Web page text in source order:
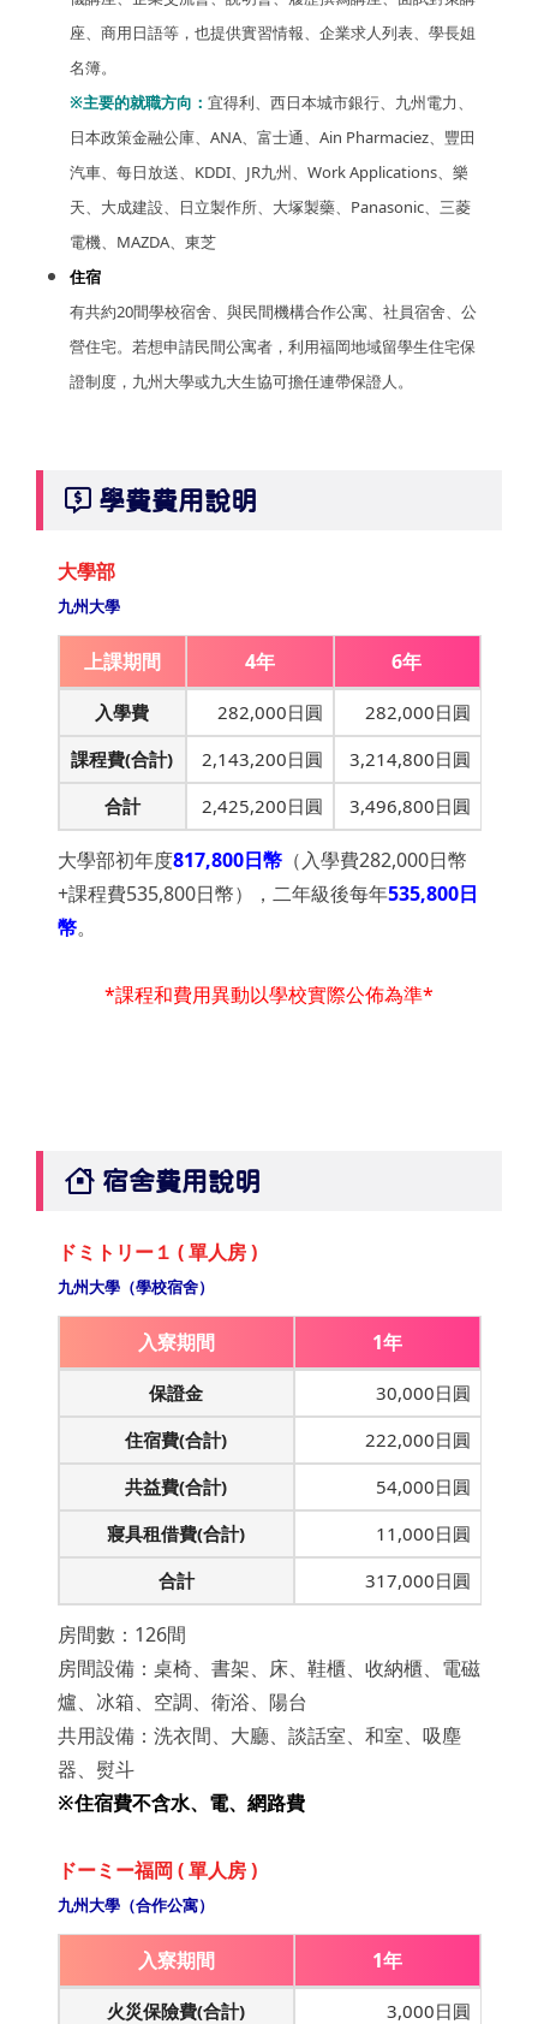
座、商用日語等，也提供實習情報、企業求人列表、學長姐
名簿。
※主要的就職方向：宜得利、西日本城市銀行、九州電力、
日本政策金融公庫、ANA、富士通、Ain Pharmaciez、豐田
汽車、每日放送、KDDI、JR九州、Work Applications、樂
天、大成建設、日立製作所、大塚製藥、Panasonic、三菱
電機、MAZDA、東芝
住宿
有共約20間學校宿舍、與民間機構合作公寓、社員宿舍、公
營住宅。若想申請民間公寓者，利用福岡地域留學生住宅保
證制度，九州大學或九大生協可擔任連帶保證人。
學費費用說明
大學部
九州大學
上課期間 4年 6年
入學費 282,000日圓
282,000日圓
課程費(合計)
2,143,200日圓
3,214,800日圓
合計
2,425,200日圓 3,496,800日圓
大學部初年度817,800日幣（入學費282,000日幣
+課程費535,800日幣），二年級後每年535,800日
幣。
*課程和費用異動以學校實際公佈為準*
宿舍費用說明
ドミトリー１ ( 單人房 )
九州大學（學校宿舍）
入寮期間 1年
保證金
30,000日圓
住宿費(合計)
222,000日圓
共益費(合計)
54,000日圓
寢具租借費(合計)
11,000日圓
合計
317,000日圓
房間數：126間
房間設備：桌椅、書架、床、鞋櫃、收納櫃、電磁
爐、冰箱、空調、衛浴、陽台
共用設備：洗衣間、大廳、談話室、和室、吸塵
器、熨斗
※住宿費不含水、 電、網路費
ドーミー福岡 ( 單人房 )
九州大學（合作公寓）
入寮期間 1年
火災保險費(合計)
3,000日圓